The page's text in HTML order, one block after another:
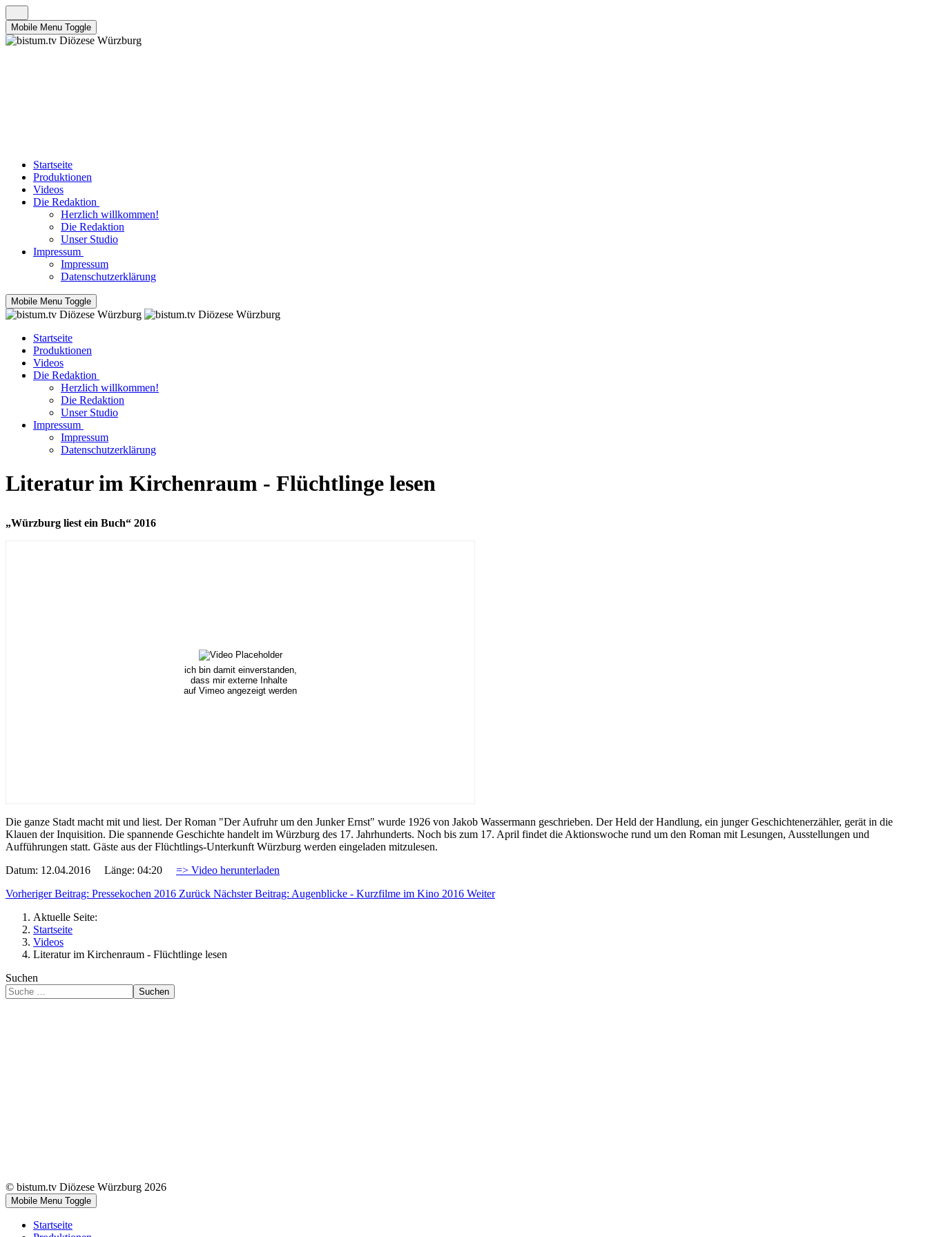
Mobile Menu Toggle
Startseite
Produktionen
Videos
Die Redaktion
Herzlich willkommen!
Die Redaktion
Unser Studio
Impressum
Impressum
Datenschutzerklärung
Mobile Menu Toggle
Startseite
Produktionen
Videos
Die Redaktion
Herzlich willkommen!
Die Redaktion
Unser Studio
Impressum
Impressum
Datenschutzerklärung
Literatur im Kirchenraum - Flüchtlinge lesen
„Würzburg liest ein Buch“ 2016
ich bin damit einverstanden,
dass mir externe Inhalte
auf Vimeo angezeigt werden
Die ganze Stadt macht mit und liest. Der Roman "Der Aufruhr um den Junker Ernst" wurde 1926 von Jakob Wassermann geschrieben. Der Held der Handlung, ein junger Geschichtenerzähler, gerät in die
Klauen der Inquisition. Die spannende Geschichte handelt im Würzburg des 17. Jahrhunderts. Noch bis zum 17. April findet die Aktionswoche rund um den Roman mit Lesungen, Ausstellungen und
Aufführungen statt. Gäste aus der Flüchtlings-Unterkunft Würzburg werden eingeladen mitzulesen.
Datum: 12.04.2016 Länge: 04:20 => Video herunterladen
Vorheriger Beitrag: Pressekochen 2016 Zurück Nächster Beitrag: Augenblicke - Kurzfilme im Kino 2016 Weiter
Aktuelle Seite:
Startseite
Videos
Literatur im Kirchenraum - Flüchtlinge lesen
Suchen
Suchen
© bistum.tv Diözese Würzburg 2026
Mobile Menu Toggle
Startseite